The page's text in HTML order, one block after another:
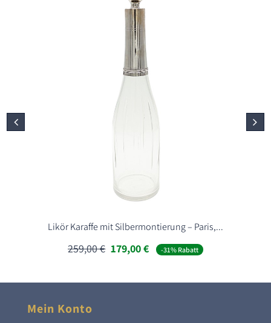
Likör Karaffe mit Silbermontierung – Paris,...
259,00€ Ursprünglicher
Preis
259,00 €
179,00€Aktueller
Preis
179,00 €.
-31% Rabatt
Mein Konto